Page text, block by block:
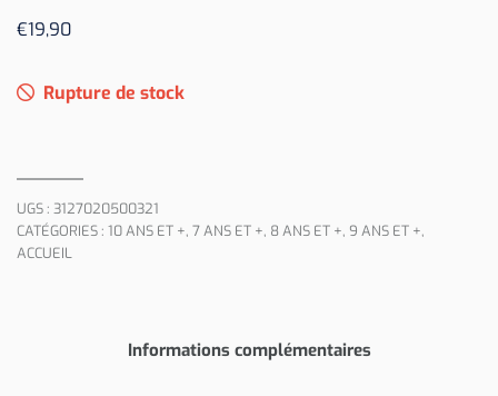
€19,90
Rupture de stock
UGS : 3127020500321
CATÉGORIES : 10 ANS ET +, 7 ANS ET +, 8 ANS ET +, 9 ANS ET +,
ACCUEIL
Informations complémentaires